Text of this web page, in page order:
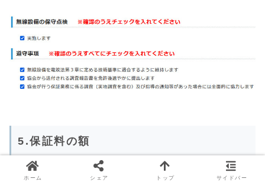
5.保証料の額
自動で入力されます。
ホーム シェア トップ サイドバー